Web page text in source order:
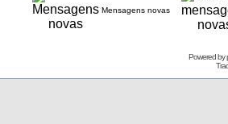
Mensagens novas
Powered by